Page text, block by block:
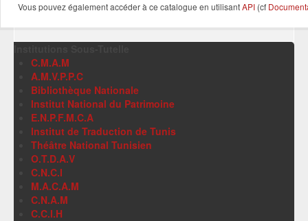
Vous pouvez également accéder à ce catalogue en utilisantAPI (cf
C.M.A.M
A.M.V.P.P.C
Bibliothèque Nationale
Institut National du Patrimoine
E.N.P.F.M.C.A
Institut de Traduction de Tunis
Théâtre National Tunisien
O.T.D.A.V
C.N.C.I
M.A.C.A.M
C.N.A.M
C.C.I.H